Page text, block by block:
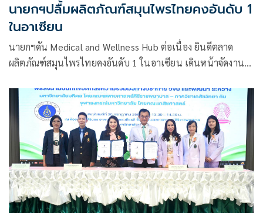
นายกฯปลื้มผลิตภัณฑ์สมุนไพรไทยคงอันดับ 1
ในอาเซียน
นายกฯดัน Medical and Wellness Hub ต่อเนื่อง ยินดีตลาด
ผลิตภัณฑ์สมุนไพรไทยคงอันดับ 1 ในอาเซียน เดินหน้าจัดงาน